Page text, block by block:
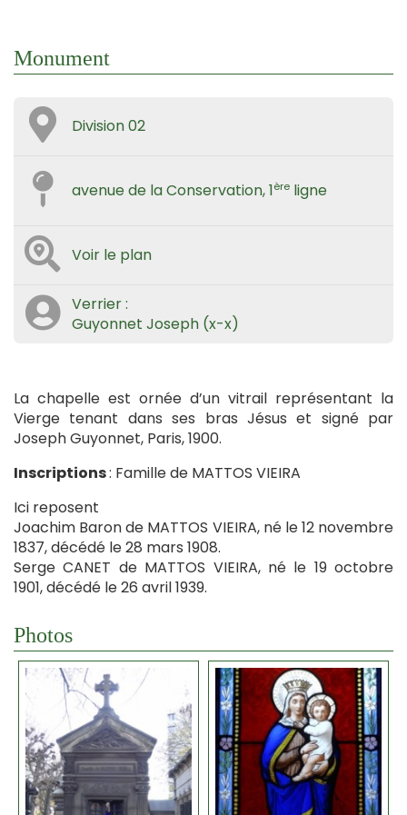
Monument
Division 02
avenue de la Conservation, 1ère ligne
Voir le plan
Verrier :
Guyonnet Joseph (x-x)
La chapelle est ornée d’un vitrail représentant la
Vierge tenant dans ses bras Jésus et signé par
Joseph Guyonnet, Paris, 1900.
Inscriptions: Famille de MATTOS VIEIRA
Ici reposent
Joachim Baron de MATTOS VIEIRA, né le 12 novembre
1837, décédé le 28 mars 1908.
Serge CANET de MATTOS VIEIRA, né le 19 octobre
1901, décédé le 26 avril 1939.
Photos